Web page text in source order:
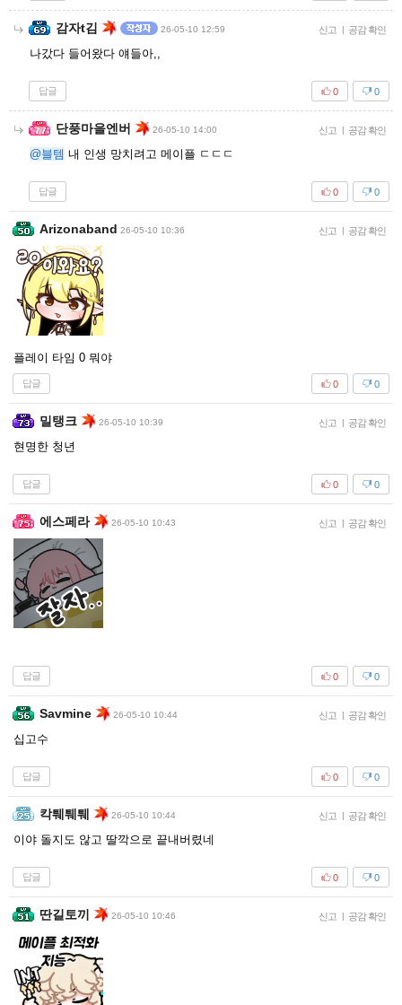
감자t김 26-05-10 12:59 신고 공감 확인
나갔다 들어왔다 얘들아,,
답글 0
0
단풍마을엔버 26-05-10 14:00 신고 공감 확인
@블템 내 인생 망치려고 메이플 ㄷㄷㄷ
답글 0
0
Arizonaband 26-05-10 10:36 신고 공감 확인
플레이 타임 0 뭐야
답글 0
0
밀탱크 26-05-10 10:39 신고 공감 확인
현명한 청년
답글 0
0
에스페라 26-05-10 10:43 신고 공감 확인
답글 0
0
Savmine 26-05-10 10:44 신고 공감 확인
십고수
답글 0
0
칵퉤퉤퉤 26-05-10 10:44 신고 공감 확인
이야 돌지도 않고 딸깍으로 끝내버렸네
답글 0
0
딴길토끼 26-05-10 10:46 신고 공감 확인